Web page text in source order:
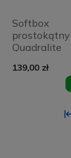
Softbox
prostokątny
Quadralite
139,00 zł
«